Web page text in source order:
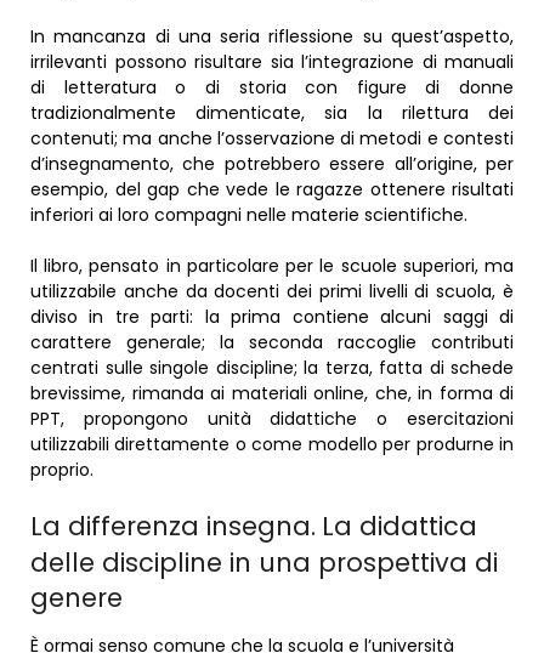
In mancanza di una seria riflessione su quest’aspetto,
irrilevanti possono risultare sia l’integrazione di manuali
di letteratura o di storia con figure di donne
tradizionalmente dimenticate, sia la rilettura dei
contenuti; ma anche l’osservazione di metodi e contesti
d’insegnamento, che potrebbero essere all’origine, per
esempio, del gap che vede le ragazze ottenere risultati
inferiori ai loro compagni nelle materie scientifiche.
Il libro, pensato in particolare per le scuole superiori, ma
utilizzabile anche da docenti dei primi livelli di scuola, è
diviso in tre parti: la prima contiene alcuni saggi di
carattere generale; la seconda raccoglie contributi
centrati sulle singole discipline; la terza, fatta di schede
brevissime, rimanda ai materiali online, che, in forma di
PPT, propongono unità didattiche o esercitazioni
utilizzabili direttamente o come modello per produrne in
proprio.
La differenza insegna. La didattica
delle discipline in una prospettiva di
genere
È ormai senso comune che la scuola e l’università